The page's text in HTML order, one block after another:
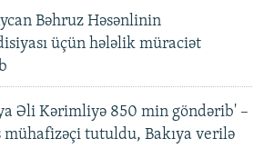
Bəhruz Həsənlinin
üçün hələlik müraciət
Əli Kərimliyə 850 min göndərib' –
mühafizəçi tutuldu, Bakıya verilə